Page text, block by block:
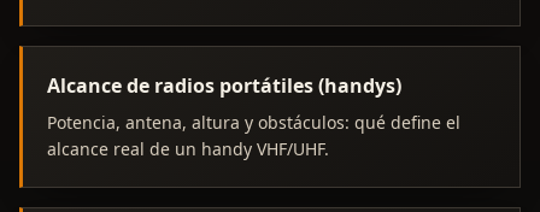
Alcance de radios portátiles (handys)
Potencia, antena, altura y obstáculos: qué define el
alcance real de un handy VHF/UHF.